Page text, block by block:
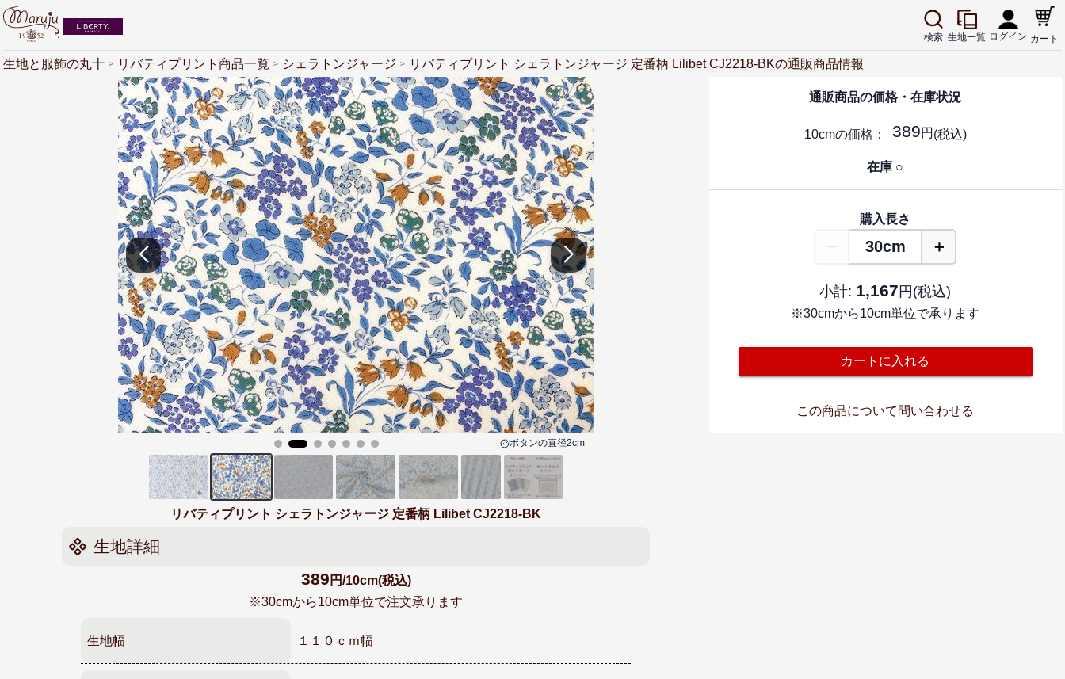
検索 生地一覧 ログイン カート
生地と服飾の丸十 リバティプリント商品一覧 シェラトンジャージ リバティプリント シェラトンジャージ 定番柄 Lilibet CJ2218-BKの通販商品情報
ボタンの直径2cm
リバティプリント シェラトンジャージ 定番柄 Lilibet CJ2218-BK
生地詳細
389 円/10cm(税込)
※30cmから10cm単位で注文承ります
生地幅 １１０ｃｍ幅
通販商品の価格・在庫状況
10cmの価格： 389円 (税込)
在庫 ○
購入長さ
− 30cm ＋
小計: 1,167円(税込)
※30cmから10cm単位で承ります
カートに入れる
この商品について問い合わせる